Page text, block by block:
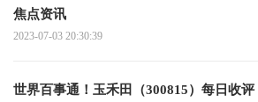
焦点资讯
2023-07-03 20:30:39
世界百事通！玉禾田（300815）每日收评